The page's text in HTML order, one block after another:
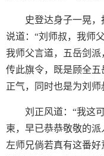
史登达身子一晃，
说道：“刘师叔，我师
我师父言道，五岳剑
传此旗令，既是顾全
正气，同时也是为刘师
刘正风道：“我这
柬，早已恭恭敬敬的派
左师兄倘若真有这番